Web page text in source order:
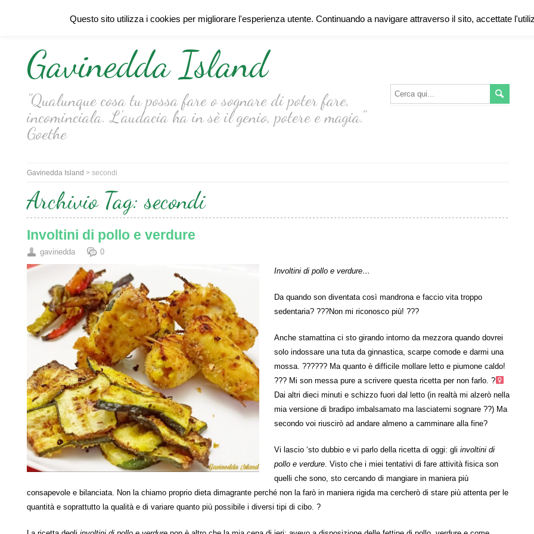
Gavinedda Island
"Qualunque cosa tu possa fare o sognare di poter fare,
incominciala. L'audacia ha in sè il genio, potere e magia."
Goethe
Gavinedda Island > secondi
Archivio Tag:secondi
Involtini di pollo e verdure
gavinedda 0
Involtini di pollo e verdure…
Da quando son diventata così mandrona e faccio vita troppo
sedentaria? ???Non mi riconosco più! ???
Anche stamattina ci sto girando intorno da mezzora quando dovrei
solo indossare una tuta da ginnastica, scarpe comode e darmi una
mossa. ?????? Ma quanto è difficile mollare letto e piumone caldo!
??? Mi son messa pure a scrivere questa ricetta per non farlo. ?‍
Dai altri dieci minuti e schizzo fuori dal letto (in realtà mi alzerò nella
mia versione di bradipo imbalsamato ma lasciatemi sognare ??) Ma
secondo voi riuscirò ad andare almeno a camminare alla fine?
Vi lascio ‘sto dubbio e vi parlo della ricetta di oggi: gli involtini di
pollo e verdure. Visto che i miei tentativi di fare attività fisica son
quelli che sono, sto cercando di mangiare in maniera più
consapevole e bilanciata. Non la chiamo proprio dieta dimagrante perché non la farò in maniera rigida ma cercherò di stare più attenta per le
quantità e soprattutto la qualità e di variare quanto più possibile i diversi tipi di cibo. ?
Questo sito utilizza i cookies per migliorare l'esperienza utente. Continuando a navigare attraverso il sito, accettate